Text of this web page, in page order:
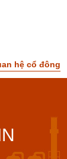
hệ cổ đông